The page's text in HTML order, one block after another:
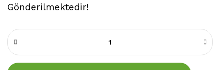
Gönderilmektedir!